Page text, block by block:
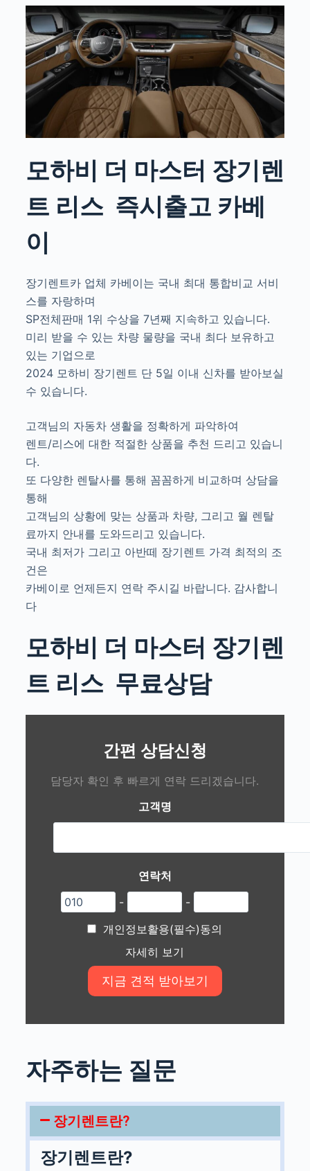
모하비 더 마스터 장기렌
트 리스 즉시출고 카베
이
장기렌트카 업체 카베이는 국내 최대 통합비교 서비
스를 자랑하며
SP전체판매 1위 수상을 7년째 지속하고 있습니다.
미리 받을 수 있는 차량 물량을 국내 최다 보유하고
있는 기업으로
2024 모하비 장기렌트 단 5일 이내 신차를 받아보실
수 있습니다.
고객님의 자동차 생활을 정확하게 파악하여
렌트/리스에 대한 적절한 상품을 추천 드리고 있습니
다.
또 다양한 렌탈사를 통해 꼼꼼하게 비교하며 상담을
통해
고객님의 상황에 맞는 상품과 차량, 그리고 월 렌탈
료까지 안내를 도와드리고 있습니다.
국내 최저가 그리고 아반떼 장기렌트 가격 최적의 조
건은
카베이로 언제든지 연락 주시길 바랍니다. 감사합니
다
모하비 더 마스터 장기렌
트 리스 무료상담
간편 상담신청
담당자 확인 후 빠르게 연락 드리겠습니다.
고객명
연락처
-
-
개인정보활용(필수)동의
자세히 보기
자주하는 질문
장기렌트란?
장기렌트란?